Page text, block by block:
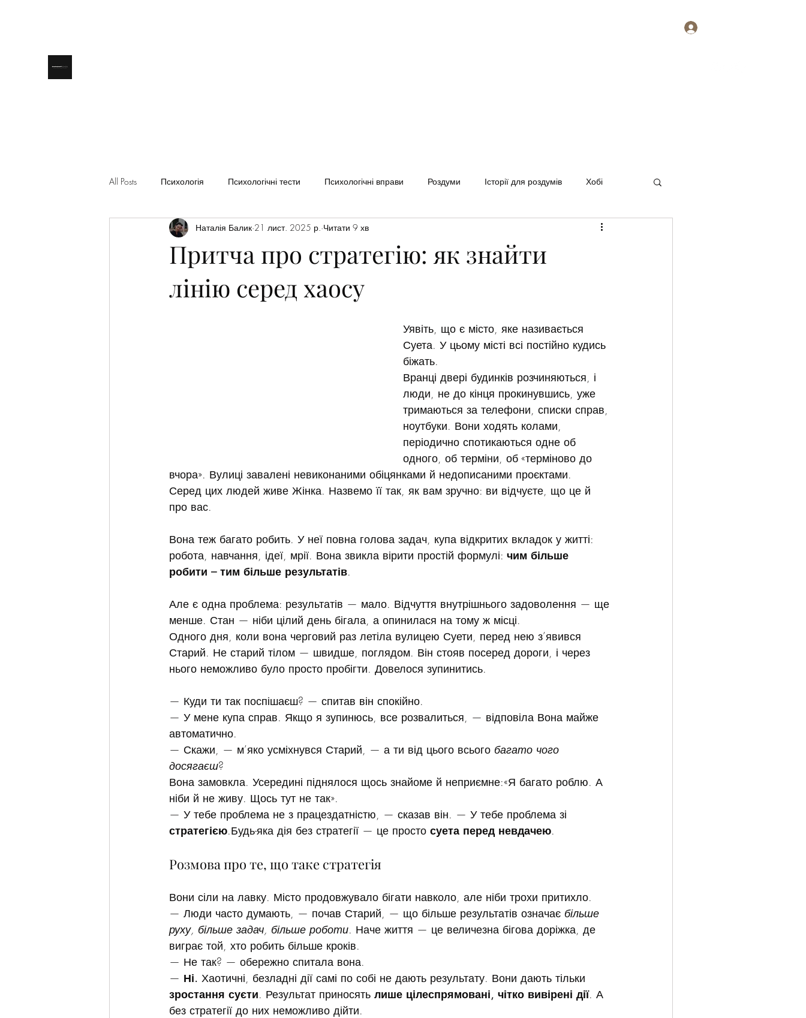
All Posts Психологія Психологічні тести Психологічні вправи Роздуми Історії для роздумів Хобі
Астрологія
Притча про стратегію: як знайти
лінію серед хаосу
Наталія Балик 21 лист. 2025 р. Читати 9 хв
Уявіть, що є місто, яке називається
Суета. У цьому місті всі постійно кудись
біжать.
Вранці двері будинків розчиняються, і
люди, не до кінця прокинувшись, уже
тримаються за телефони, списки справ,
ноутбуки. Вони ходять колами,
періодично спотикаються одне об
одного, об терміни, об «терміново до
вчора». Вулиці завалені невиконаними обіцянками й недописаними проєктами.
Серед цих людей живе Жінка. Назвемо її так, як вам зручно: ви відчуєте, що це й
про вас.
Вона теж багато робить. У неї повна голова задач, купа відкритих вкладок у житті:
робота, навчання, ідеї, мрії. Вона звикла вірити простій формулі: чим більше
робити – тим більше результатів.
Але є одна проблема: результатів — мало. Відчуття внутрішнього задоволення — ще
менше. Стан — ніби цілий день бігала, а опинилася на тому ж місці.
Одного дня, коли вона черговий раз летіла вулицею Суети, перед нею з’явився
Старий. Не старий тілом — швидше, поглядом. Він стояв посеред дороги, і через
нього неможливо було просто пробігти. Довелося зупинитись.
— Куди ти так поспішаєш? — спитав він спокійно.
— У мене купа справ. Якщо я зупинюсь, все розвалиться, — відповіла Вона майже
автоматично.
— Скажи, — м’яко усміхнувся Старий, — а ти від цього всього багато чого
досягаєш?
Вона замовкла. Усередині піднялося щось знайоме й неприємне:«Я багато роблю. А
ніби й не живу. Щось тут не так».
— У тебе проблема не з працездатністю, — сказав він. — У тебе проблема зі
стратегією.Будь-яка дія без стратегії — це просто суета перед невдачею.
Розмова про те, що таке стратегія
Вони сіли на лавку. Місто продовжувало бігати навколо, але ніби трохи притихло.
— Люди часто думають, — почав Старий, — що більше результатів означає більше
руху, більше задач, більше роботи. Наче життя — це величезна бігова доріжка, де
виграє той, хто робить більше кроків.
— Не так? — обережно спитала вона.
— Ні. Хаотичні, безладні дії самі по собі не дають результату. Вони дають тільки
зростання суєти. Результат приносять лише цілеспрямовані, чітко вивірені дії. А
без стратегії до них неможливо дійти.